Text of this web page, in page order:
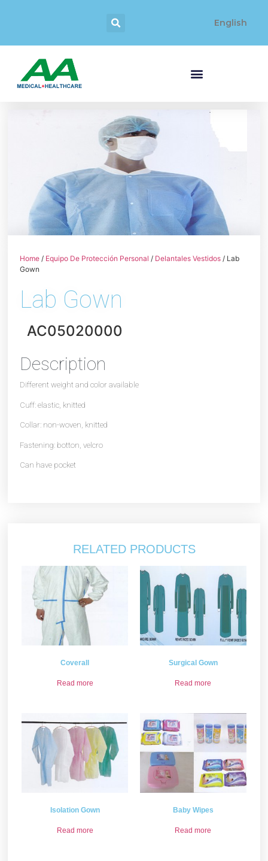
English
Home / Equipo De Protección Personal / Delantales Vestidos / Lab
Gown
Lab Gown
AC05020000
Description
Different weight and color available
Cuff: elastic, knitted
Collar: non-woven, knitted
Fastening: botton, velcro
Can have pocket
RELATED PRODUCTS
Coverall
Read more
Surgical Gown
Read more
Isolation Gown
Read more
Baby Wipes
Read more